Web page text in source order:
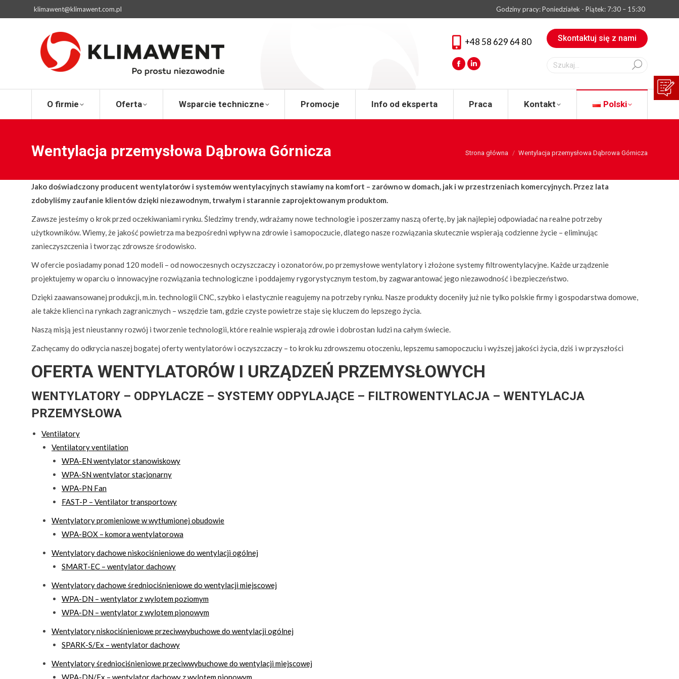
klimawent@klimawent.com.pl Godziny pracy: Poniedziałek - Piątek: 7:30 – 15:30
+48 58 629 64 80
FacebookLinkedin
Skontaktuj się z nami
O firmie Oferta Wsparcie techniczne Promocje Info od eksperta Praca Kontakt Polski
Wentylacja przemysłowa Dąbrowa Górnicza You are here:
Strona główna Wentylacja przemysłowa Dąbrowa Górnicza
Jako doświadczony producent wentylatorów i systemów wentylacyjnych stawiamy na komfort – zarówno w domach, jak i w przestrzeniach komercyjnych. Przez lata
zdobyliśmy zaufanie klientów dzięki niezawodnym, trwałym i starannie zaprojektowanym produktom.
Zawsze jesteśmy o krok przed oczekiwaniami rynku. Śledzimy trendy, wdrażamy nowe technologie i poszerzamy naszą ofertę, by jak najlepiej odpowiadać na realne potrzeby
użytkowników. Wiemy, że jakość powietrza ma bezpośredni wpływ na zdrowie i samopoczucie, dlatego nasze rozwiązania skutecznie wspierają codzienne życie – eliminując
zanieczyszczenia i tworząc zdrowsze środowisko.
W ofercie posiadamy ponad 120 modeli – od nowoczesnych oczyszczaczy i ozonatorów, po przemysłowe wentylatory i złożone systemy filtrowentylacyjne. Każde urządzenie
projektujemy w oparciu o innowacyjne rozwiązania technologiczne i poddajemy rygorystycznym testom, by zagwarantować jego niezawodność i bezpieczeństwo.
Dzięki zaawansowanej produkcji, m.in. technologii CNC, szybko i elastycznie reagujemy na potrzeby rynku. Nasze produkty doceniły już nie tylko polskie firmy i gospodarstwa domowe,
ale także klienci na rynkach zagranicznych – wszędzie tam, gdzie czyste powietrze staje się kluczem do lepszego życia.
Naszą misją jest nieustanny rozwój i tworzenie technologii, które realnie wspierają zdrowie i dobrostan ludzi na całym świecie.
Zachęcamy do odkrycia naszej bogatej oferty wentylatorów i oczyszczaczy – to krok ku zdrowszemu otoczeniu, lepszemu samopoczuciu i wyższej jakości życia, dziś i w przyszłości
OFERTA WENTYLATORÓW I URZĄDZEŃ PRZEMYSŁOWYCH
WENTYLATORY – ODPYLACZE – SYSTEMY ODPYLAJĄCE – FILTROWENTYLACJA – WENTYLACJA
PRZEMYSŁOWA
Ventilatory
Ventilatory ventilation
WPA-EN wentylator stanowiskowy
WPA-SN wentylator stacjonarny
WPA-PN Fan
FAST-P – Ventilator transportowy
Wentylatory promieniowe w wytłumionej obudowie
WPA-BOX – komora wentylatorowa
Wentylatory dachowe niskociśnieniowe do wentylacji ogólnej
SMART-EC – wentylator dachowy
Wentylatory dachowe średniociśnieniowe do wentylacji miejscowej
WPA-DN – wentylator z wylotem poziomym
WPA-DN – wentylator z wylotem pionowym
Wentylatory niskociśnieniowe przeciwwybuchowe do wentylacji ogólnej
SPARK-S/Ex – wentylator dachowy
Wentylatory średniociśnieniowe przeciwwybuchowe do wentylacji miejscowej
WPA-DN/Ex – wentylator dachowy z wylotem pionowym
Praca Kontakt Polski